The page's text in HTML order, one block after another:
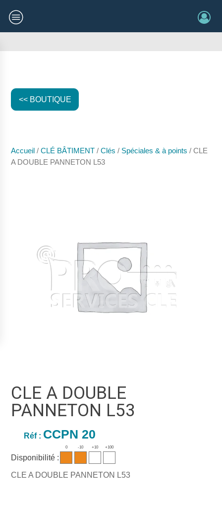
<< BOUTIQUE
Accueil /CLÉ BÂTIMENT /Clés / Spéciales & à points / CLE
A DOUBLE PANNETON L53
CLE A DOUBLE
PANNETON L53
Réf : CCPN 20
Disponibilité :
0 -10 +10 +100
CLE A DOUBLE PANNETON L53